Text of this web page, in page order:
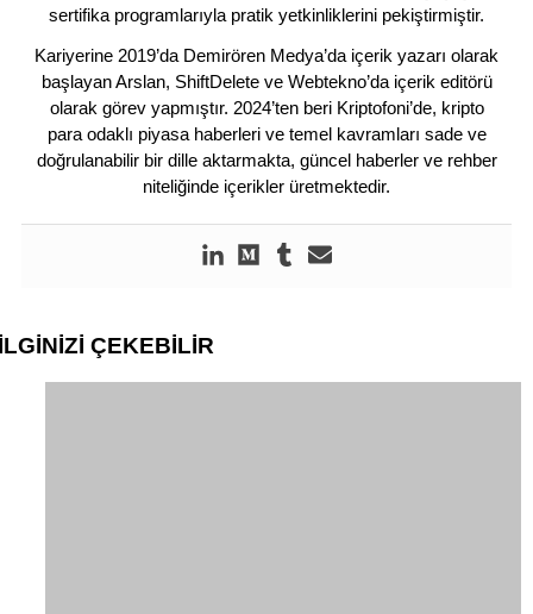
sertifika programlarıyla pratik yetkinliklerini pekiştirmiştir.
Kariyerine 2019’da Demirören Medya’da içerik yazarı olarak
başlayan Arslan, ShiftDelete ve Webtekno’da içerik editörü
olarak görev yapmıştır. 2024’ten beri Kriptofoni’de, kripto
para odaklı piyasa haberleri ve temel kavramları sade ve
doğrulanabilir bir dille aktarmakta, güncel haberler ve rehber
niteliğinde içerikler üretmektedir.
ÇEKEBİLİR